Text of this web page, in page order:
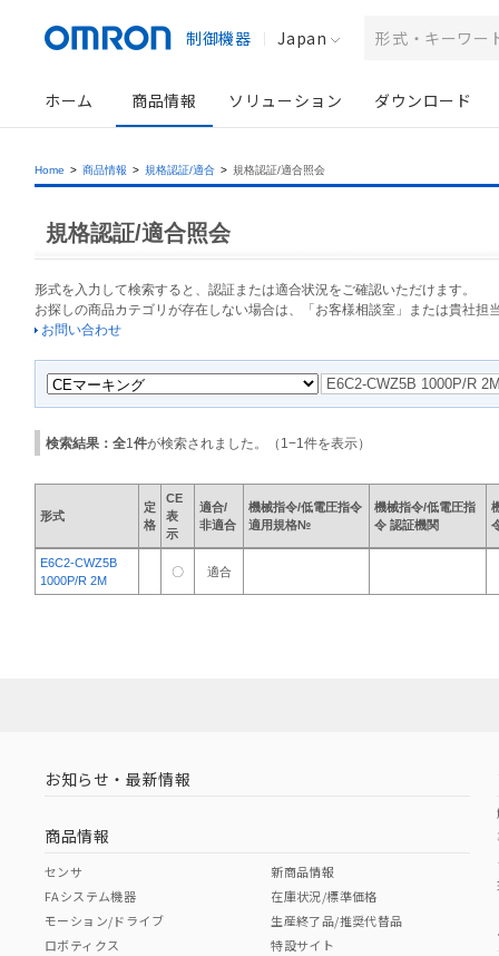
制御機器 Japan
ホーム 商品情報 ソリューション ダウンロード
Home > 商品情報 > 規格認証/適合 > 規格認証/適合照会
規格認証/適合照会
形式を入力して検索すると、認証または適合状況をご確認いただけます。
お探しの商品カテゴリが存在しない場合は、「お客様相談室」または貴社担
お問い合わせ
検索結果：全1 件が検索されました。（ 1 −1 件を表示）
形式
定
格
CE
表
示
適合/
非適合
機械指令/低電圧指令
適用規格№
機械指令/低電圧指
令 認証機関
E6C2-CWZ5B
1000P/R 2M
〇 適合
お知らせ・最新情報
商品情報
センサ
FAシステム機器
モーション/ドライブ
ロボティクス
新商品情報
在庫状況/標準価格
生産終了品/推奨代替品
特設サイト